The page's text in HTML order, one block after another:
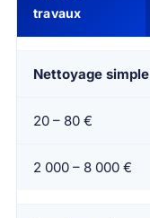
travaux
Nettoyage simple
20 – 80 €
2 000 – 8 000 €